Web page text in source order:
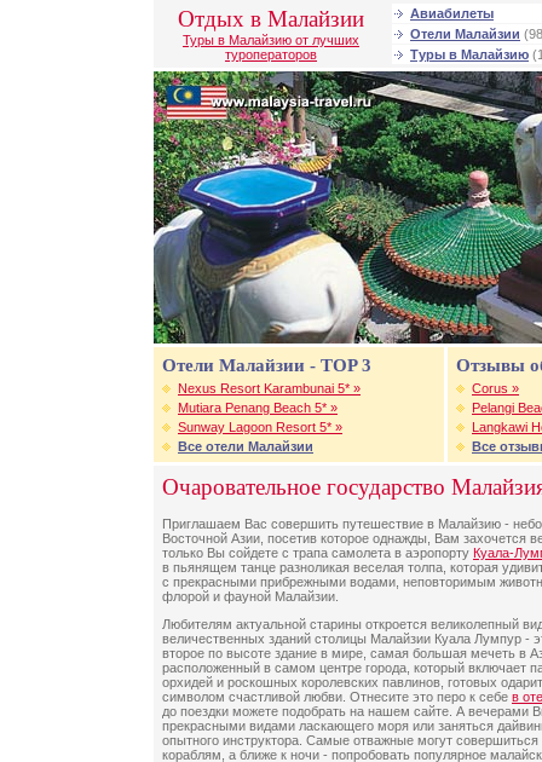
Отдых в Малайзии
Туры в Малайзию от лучших
туроператоров
Авиабилеты
Отели Малайзии
Туры в Малайзию
Отели Малайзии - TOP 3
Nexus Resort Karambunai 5* »
Mutiara Penang Beach 5* »
Sunway Lagoon Resort 5* »
Все отели Малайзии
Отзывы
Corus »
Pelangi
Langkawi
Все
Очаровательное государство
Приглашаем Вас совершить путешествие в Малайзию -
Восточной Азии, посетив которое однажды, Вам захочется
только Вы сойдете с трапа самолета в аэропорту Куала-
в пьянящем танце разноликая веселая толпа, которая
с прекрасными прибрежными водами, неповторимым
флорой и фауной Малайзии.
Любителям актуальной старины откроется великолепный
величественных зданий столицы Малайзии Куала Лумпур -
второе по высоте здание в мире, самая большая мечеть в
расположенный в самом центре города, который включает
орхидей и роскошных королевских павлинов, готовых
символом счастливой любви. Отнесите это перо к себе в
до поездки можете подобрать на нашем сайте. А вечерами
прекрасными видами ласкающего моря или заняться
опытного инструктора. Самые отважные могут
кораблям, а ближе к ночи - попробовать популярное